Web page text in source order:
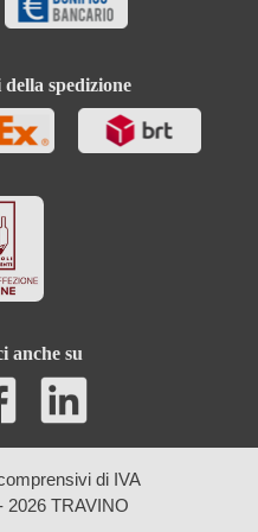
spedizione
anche su
di IVA
2026 TRAVINO